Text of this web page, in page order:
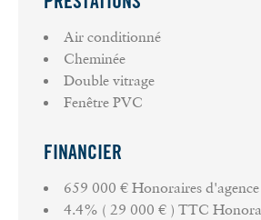
Air conditionné
Cheminée
Double vitrage
Fenêtre PVC
FINANCIER
659 000 € Honoraires
4.4% ( 29 000 € ) TTC